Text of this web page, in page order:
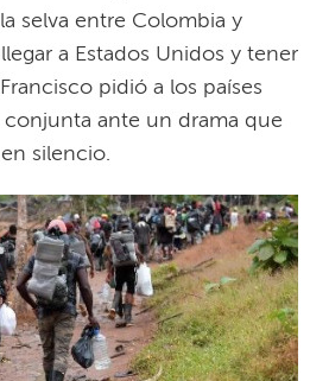
selva entre Colombia y
a Estados Unidos y tener
pidió a los países
ante un drama que
silencio.